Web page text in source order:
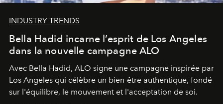
INDUSTRY TRENDS
Bella Hadid incarne l’esprit de Los Angeles
dans la nouvelle campagne ALO
Avec Bella Hadid, ALO signe une campagne inspirée par
Los Angeles qui célèbre un bien-être authentique, fondé
sur l'équilibre, le mouvement et l'acceptation de soi.